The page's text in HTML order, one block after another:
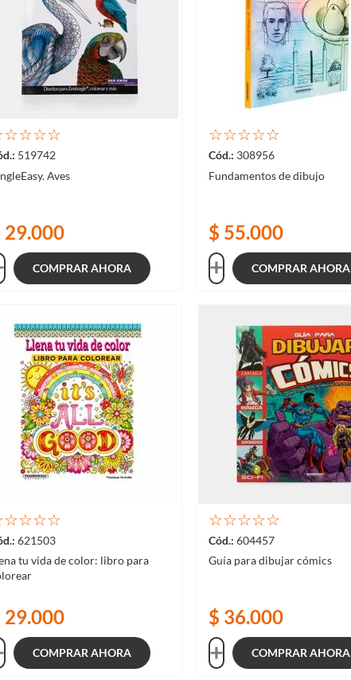
☆☆☆☆
519742
Aves
29.000
COMPRAR AHORA
☆☆☆☆☆
308956
Fundamentos de dibujo
$ 55.000
COMPRAR AHORA
☆☆☆☆
621503
tu vida de color: libro para
29.000
COMPRAR AHORA
☆☆☆☆☆
604457
Guía para dibujar cómics
$ 36.000
COMPRAR AHORA